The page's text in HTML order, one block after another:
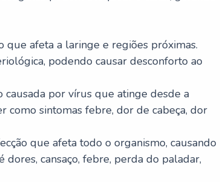
que afeta a laringe e regiões próximas.
podendo causar desconforto ao
causada por vírus que atinge desde a
como sintomas febre, dor de cabeça, dor
que afeta todo o organismo, causando
cansaço, febre, perda do paladar,